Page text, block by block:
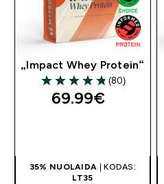
„Impact Whey Protein“
4.79 out of 5 stars
(80)
69.99€‎
35% NUOLAIDA | KODAS:
LT35